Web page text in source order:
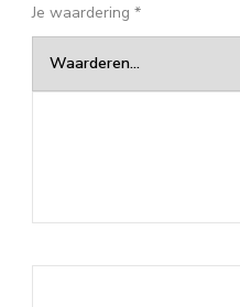
Je waardering *